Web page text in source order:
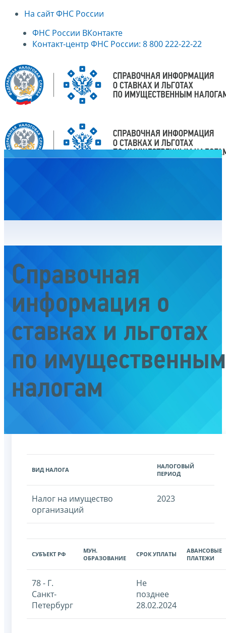
На сайт ФНС России
ФНС России ВКонтакте
Контакт-центр ФНС России: 8 800 222-22-22
Справочная
информация о
ставках и льготах
по имущественным
налогам
ВИД НАЛОГА
НАЛОГОВЫЙ
ПЕРИОД
Налог на имущество
организаций
2023
СУБЪЕКТ РФ
МУН.
ОБРАЗОВАНИЕ
СРОК УПЛАТЫ
АВАНСОВЫЕ
ПЛАТЕЖИ
78 - Г.
Санкт-
Петербург
Не
позднее
28.02.2024